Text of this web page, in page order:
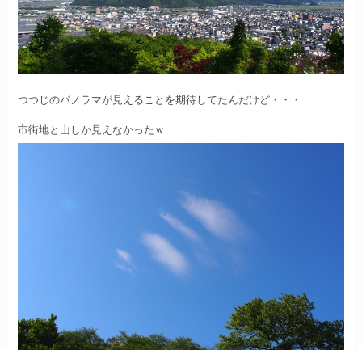
つつじのパノラマが見えることを期待してたんだけど・・・
市街地と山しか見えなかったｗ